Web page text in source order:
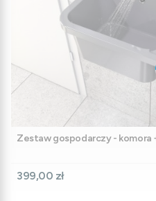
Zestaw gospodarczy - komora
Cena
399,00 zł